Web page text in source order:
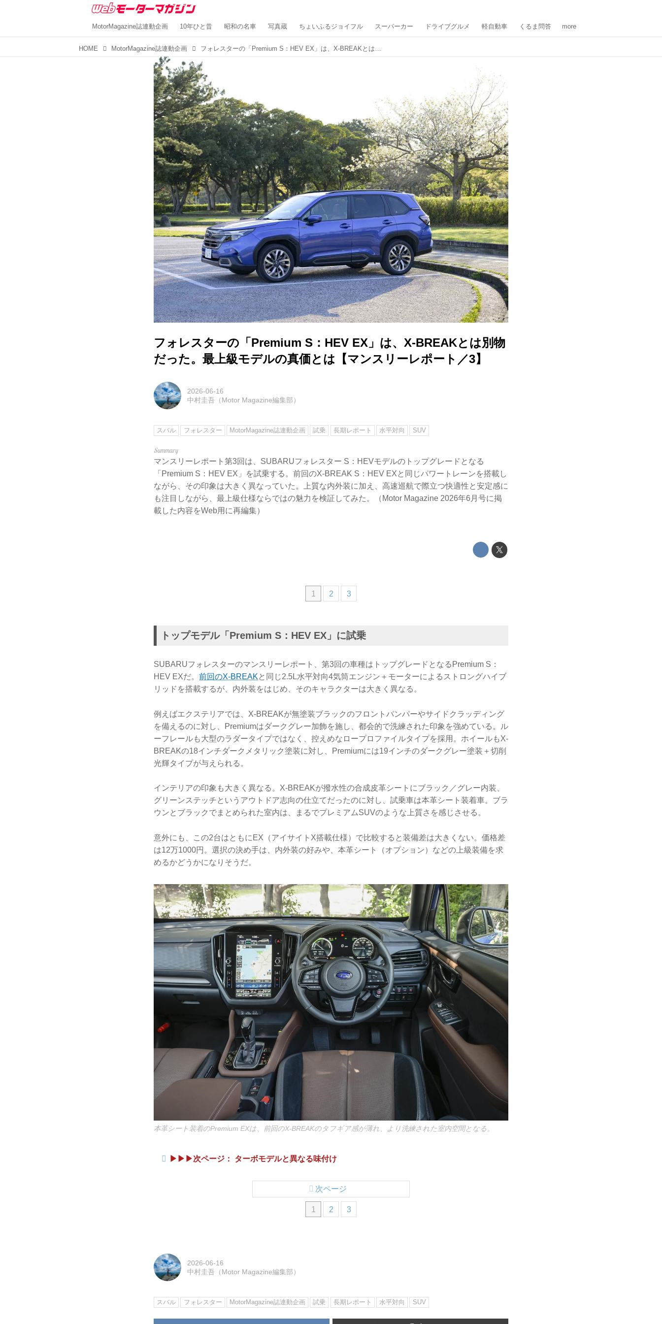
MotorMagazine誌連動企画 10年ひと昔 昭和の名車 写真蔵 ちょいふるジョイフル スーパーカー ドライブグルメ 軽自動車 くるま問答 more
HOME MotorMagazine誌連動企画 フォレスターの「Premium S：HEV EX」は、X-BREAKとは別物だった。最上級モデルの真価とは【マンスリーレポート／3】
フォレスターの「Premium S：HEV EX」は、X-BREAKとは別物
だった。最上級モデルの真価とは【マンスリーレポート／3】
2026-06-16
中村圭吾（Motor Magazine編集部）
スバル フォレスター MotorMagazine誌連動企画 試乗 長期レポート 水平対向 SUV
マンスリーレポート第3回は、SUBARUフォレスター S：HEVモデルのトップグレードとなる
「Premium S：HEV EX」を試乗する。前回のX-BREAK S：HEV EXと同じパワートレーンを搭載し
ながら、その印象は大きく異なっていた。上質な内外装に加え、高速巡航で際立つ快適性と安定感に
も注目しながら、最上級仕様ならではの魅力を検証してみた。（Motor Magazine 2026年6月号に掲
載した内容をWeb用に再編集）
1 2 3
トップモデル「Premium S：HEV EX」に試乗
SUBARUフォレスターのマンスリーレポート、第3回の車種はトップグレードとなるPremium S：
HEV EXだ。 前回のX-BREAK と同じ2.5L水平対向4気筒エンジン＋モーターによるストロングハイブ
リッドを搭載するが、内外装をはじめ、そのキャラクターは大きく異なる。
例えばエクステリアでは、X-BREAKが無塗装ブラックのフロントバンパーやサイドクラッディング
を備えるのに対し、Premiumはダークグレー加飾を施し、都会的で洗練された印象を強めている。ル
ーフレールも大型のラダータイプではなく、控えめなロープロファイルタイプを採用。ホイールもX-
BREAKの18インチダークメタリック塗装に対し、Premiumには19インチのダークグレー塗装＋切削
光輝タイプが与えられる。
インテリアの印象も大きく異なる。X-BREAKが撥水性の合成皮革シートにブラック／グレー内装、
グリーンステッチというアウトドア志向の仕立てだったのに対し、試乗車は本革シート装着車。ブラ
ウンとブラックでまとめられた室内は、まるでプレミアムSUVのような上質さを感じさせる。
意外にも、この2台はともにEX（アイサイトX搭載仕様）で比較すると装備差は大きくない。価格差
は12万1000円。選択の決め手は、内外装の好みや、本革シート（オプション）などの上級装備を求
めるかどうかになりそうだ。
本革シート装着のPremium EXは、前回のX-BREAKのタフギア感が薄れ、より洗練された室内空間となる。
▶▶▶次ページ： ターボモデルと異なる味付け
1 2 3
次ページ
2026-06-16
中村圭吾（Motor Magazine編集部）
スバル フォレスター MotorMagazine誌連動企画 試乗 長期レポート 水平対向 SUV